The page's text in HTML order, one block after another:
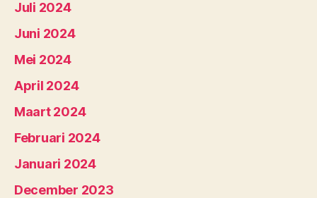
Juli 2024
Juni 2024
Mei 2024
April 2024
Maart 2024
Februari 2024
Januari 2024
December 2023